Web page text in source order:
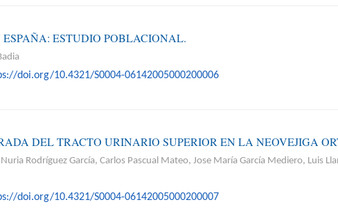
ESTUDIO POBLACIONAL.
doi.org/10.4321/S0004-06142005000200006
DEL TRACTO URINARIO SUPERIOR EN LA NEOVEJIGA
Rodríguez García, Carlos Pascual Mateo, Jose María García Mediero, Luis
doi.org/10.4321/S0004-06142005000200007